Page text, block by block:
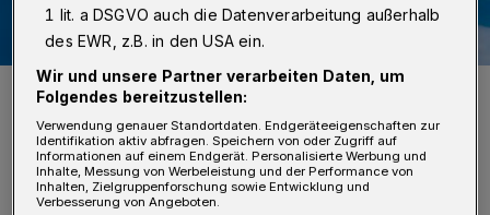
Symbolbild.
Foto: Christoph Petersen
1 lit. a DSGVO auch die Datenverarbeitung außerhalb
des EWR, z.B. in den USA ein.
Wir und unsere Partner verarbeiten Daten, um
Folgendes bereitzustellen:
Verwendung genauer Standortdaten. Endgeräteeigenschaften zur
Identifikation aktiv abfragen. Speichern von oder Zugriff auf
Informationen auf einem Endgerät. Personalisierte Werbung und
Inhalte, Messung von Werbeleistung und der Performance von
Inhalten, Zielgruppenforschung sowie Entwicklung und
Verbesserung von Angeboten.